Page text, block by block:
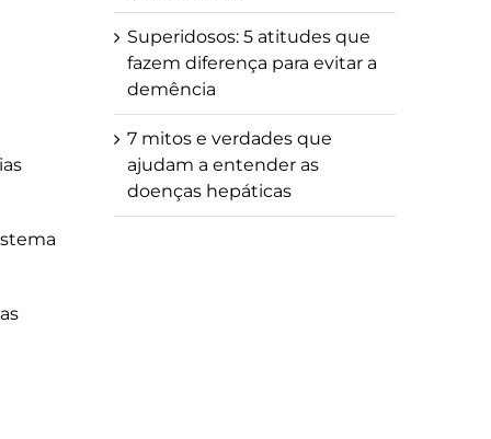
Superidosos: 5 atitudes que
fazem diferença para evitar a
demência
7 mitos e verdades que
ajudam a entender as
doenças hepáticas